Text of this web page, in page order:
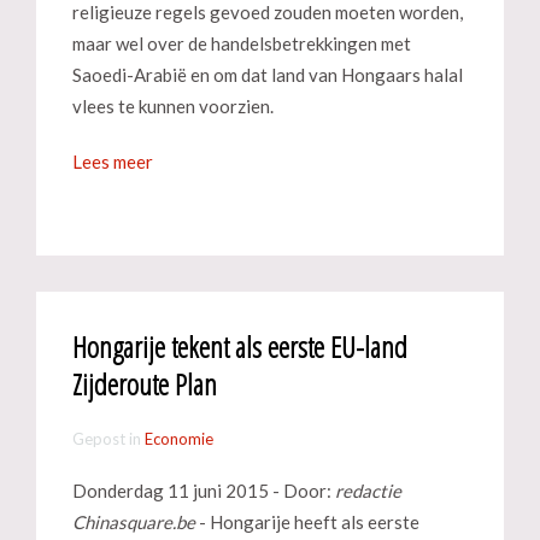
religieuze regels gevoed zouden moeten worden,
maar wel over de handelsbetrekkingen met
Saoedi-Arabië en om dat land van Hongaars halal
vlees te kunnen voorzien.
Lees meer
Hongarije tekent als eerste EU-land
Zijderoute Plan
Gepost in Economie
Donderdag 11 juni 2015 - Door: redactie
Chinasquare.be- Hongarije heeft als eerste